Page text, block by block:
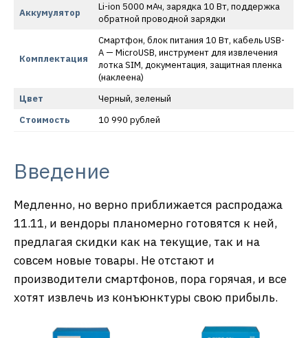
Аккумулятор
Li-ion 5000 мАч, зарядка 10 Вт, поддержка
обратной проводной зарядки
Комплектация
Смартфон, блок питания 10 Вт, кабель USB-
A — MicroUSB, инструмент для извлечения
лотка SIM, документация, защитная пленка
(наклеена)
Цвет
Черный, зеленый
Стоимость
10 990 рублей
Введение
Медленно, но верно приближается распродажа
11.11, и вендоры планомерно готовятся к ней,
предлагая скидки как на текущие, так и на
совсем новые товары. Не отстают и
производители смартфонов, пора горячая, и все
хотят извлечь из конъюнктуры свою прибыль.